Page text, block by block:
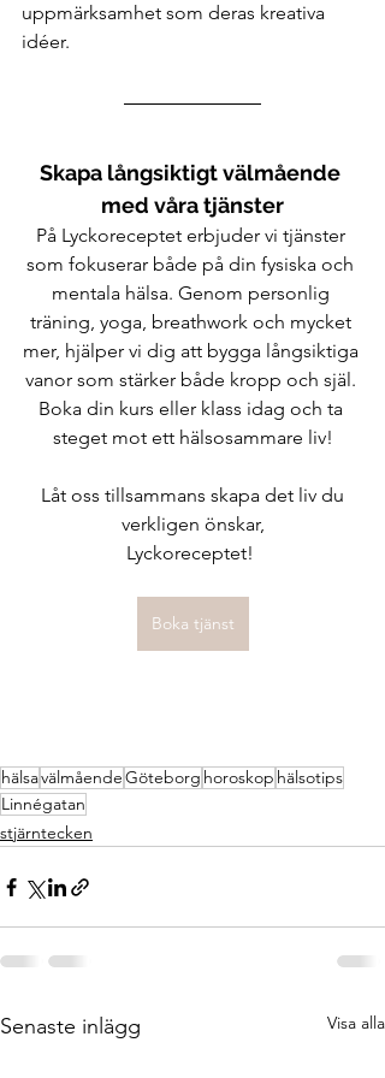
uppmärksamhet som deras kreativa
idéer.
Skapa långsiktigt välmående
med våra tjänster
På Lyckoreceptet erbjuder vi tjänster
som fokuserar både på din fysiska och
mentala hälsa. Genom personlig
träning, yoga, breathwork och mycket
mer, hjälper vi dig att bygga långsiktiga
vanor som stärker både kropp och själ.
Boka din kurs eller klass idag och ta
steget mot ett hälsosammare liv!
Låt oss tillsammans skapa det liv du
verkligen önskar,
Lyckoreceptet!
Boka tjänst
hälsavälmåendeGöteborg horoskop hälsotips
Linnégatan
stjärntecken
Senaste inlägg Visa alla